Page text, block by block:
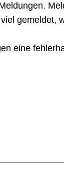
gemeldet,
eine